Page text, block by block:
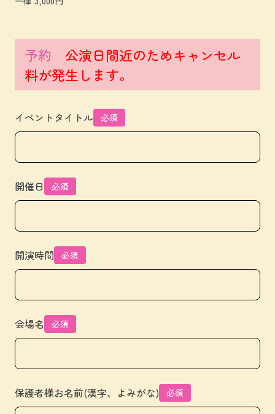
予約 公演日間近のためキャンセル
料が発生します。
イベントタイトル 必須
開催日 必須
開演時間 必須
会場名 必須
保護者様お名前(漢字、よみがな) 必須